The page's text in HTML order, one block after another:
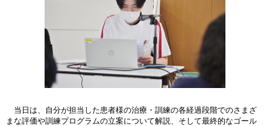
当日は、自分が担当した患者様の治療・訓練の各経過段階でのさまざ
まな評価や訓練プログラムの立案について解説、そして最終的なゴール